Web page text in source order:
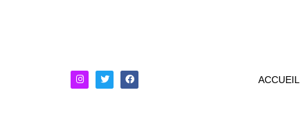
ACCUEIL